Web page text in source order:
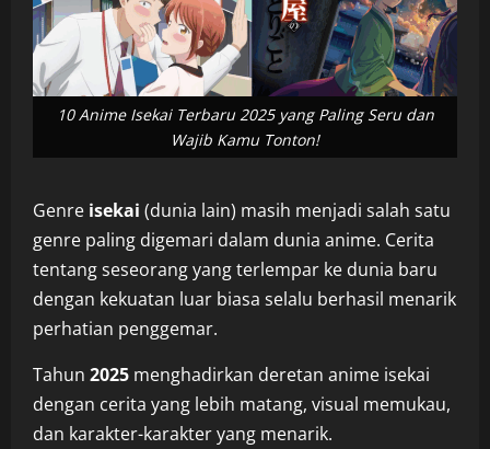
10 Anime Isekai Terbaru 2025 yang Paling Seru dan
Wajib Kamu Tonton!
Genre isekai (dunia lain) masih menjadi salah satu
genre paling digemari dalam dunia anime. Cerita
tentang seseorang yang terlempar ke dunia baru
dengan kekuatan luar biasa selalu berhasil menarik
perhatian penggemar.
Tahun 2025 menghadirkan deretan anime isekai
dengan cerita yang lebih matang, visual memukau,
dan karakter-karakter yang menarik.